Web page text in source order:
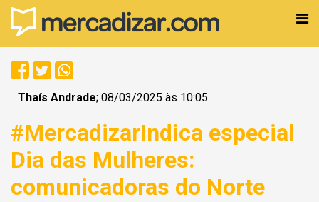
Thaís Andrade; 08/03/2025 às 10:05
#MercadizarIndica especial
Dia das Mulheres:
comunicadoras do Norte